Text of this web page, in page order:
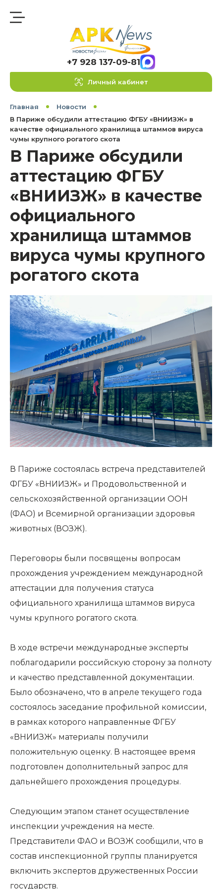
+7 928 137-09-81
Личный кабинет
Главная
Новости
В Париже обсудили аттестацию ФГБУ «ВНИИЗЖ» в
качестве официального хранилища штаммов вируса
чумы крупного рогатого скота
В Париже обсудили
аттестацию ФГБУ
«ВНИИЗЖ» в качестве
официального
хранилища штаммов
вируса чумы крупного
рогатого скота
В Париже состоялась встреча представителей
ФГБУ «ВНИИЗЖ» и Продовольственной и
сельскохозяйственной организации ООН
(ФАО) и Всемирной организации здоровья
животных (ВОЗЖ).
Переговоры были посвящены вопросам
прохождения учреждением международной
аттестации для получения статуса
официального хранилища штаммов вируса
чумы крупного рогатого скота.
В ходе встречи международные эксперты
поблагодарили российскую сторону за полноту
и качество представленной документации.
Было обозначено, что в апреле текущего года
состоялось заседание профильной комиссии,
в рамках которого направленные ФГБУ
«ВНИИЗЖ» материалы получили
положительную оценку. В настоящее время
подготовлен дополнительный запрос для
дальнейшего прохождения процедуры.
Следующим этапом станет осуществление
инспекции учреждения на месте.
Представители ФАО и ВОЗЖ сообщили, что в
состав инспекционной группы планируется
включить экспертов дружественных России
государств.